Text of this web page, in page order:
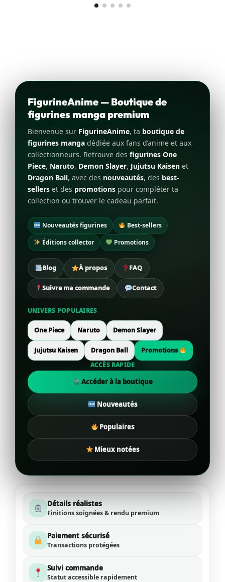
FigurineAnime — Boutique de
figurines manga premium
Bienvenue sur FigurineAnime, ta boutique de
figurines manga dédiée aux fans d’anime et aux
collectionneurs. Retrouve des figurines One
Piece, Naruto, Demon Slayer, Jujutsu Kaisen et
Dragon Ball, avec des nouveautés, des best-
sellers et des promotions pour compléter ta
collection ou trouver le cadeau parfait.
Nouveautés figurines
Best-sellers
Éditions collector
Promotions
Blog À propos FAQ
Suivre ma commande Contact
UNIVERS POPULAIRES
One Piece Naruto Demon Slayer
Jujutsu Kaisen Dragon Ball
Promotions
ACCÈS RAPIDE
Accéder à la boutique
Nouveautés
Populaires
Mieux notées
Détails réalistes
Finitions soignées & rendu premium
Paiement sécurisé
Transactions protégées
Suivi commande
Statut accessible rapidement